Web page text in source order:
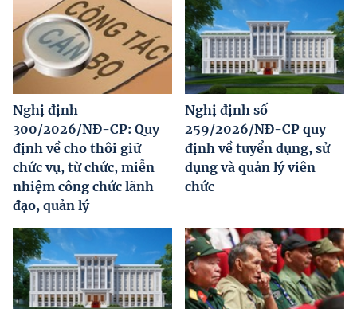
Nghị định
300/2026/NĐ-CP: Quy
định về cho thôi giữ
chức vụ, từ chức, miễn
nhiệm công chức lãnh
đạo, quản lý
Nghị định số
259/2026/NĐ-CP quy
định về tuyển dụng, sử
dụng và quản lý viên
chức